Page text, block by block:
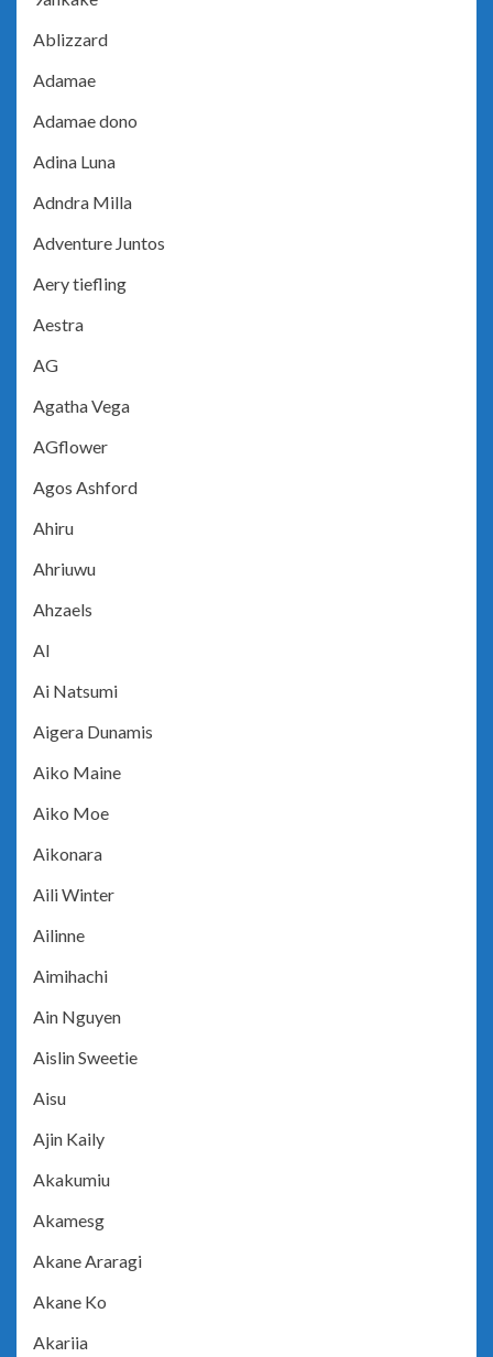
Ablizzard
Adamae
Adamae dono
Adina Luna
Adndra Milla
Adventure Juntos
Aery tiefling
Aestra
AG
Agatha Vega
AGflower
Agos Ashford
Ahiru
Ahriuwu
Ahzaels
AI
Ai Natsumi
Aigera Dunamis
Aiko Maine
Aiko Moe
Aikonara
Aili Winter
Ailinne
Aimihachi
Ain Nguyen
Aislin Sweetie
Aisu
Ajin Kaily
Akakumiu
Akamesg
Akane Araragi
Akane Ko
Akariia